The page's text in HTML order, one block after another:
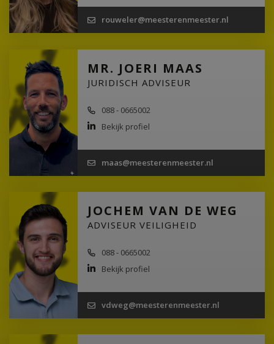
rouweler@meesterenmeester.nl
MR. JOERI MAAS
JURIDISCH ADVISEUR
088 - 0665002
Bekijk profiel
maas@meesterenmeester.nl
JOCHEM VAN DE WEG
ADVISEUR VEILIGHEID
088 - 0665002
Bekijk profiel
vdweg@meesterenmeester.nl